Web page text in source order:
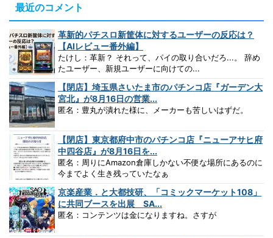
最近のコメント
革新的パチスロ新筐体に対するユーザーの反応は？
【AIレビュー番外編】
たけし：革新？ それって、パイの取り合いだろ...。 辞め
たユーザー、新規ユーザーに向けての...
【閉店】埼玉県さいたま市のパチンコ店『ガーデン大
宮北』が8月16日の営業...
匿名：豊丸が潰れた様に、メーカーも苦しいはずだ。
【閉店】東京都府中市のパチンコ店『ニューアサヒ府
中四谷店』が8月16日を...
匿名：周りにAmazon倉庫しかない不便な場所にあるのに
今までよく生き残っていたなぁ
京楽産業．と大都技研、「コミックマーケット108」
に共同ブースを出展 SA...
匿名：コンテンツは金になりますね。さすが